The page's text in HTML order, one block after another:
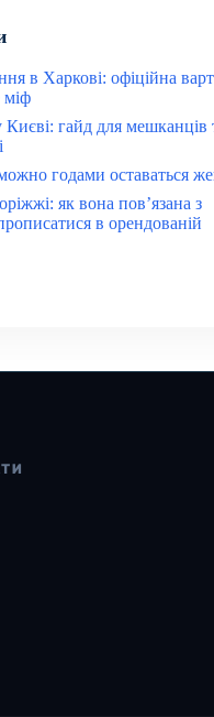
в Харкові: офіційна
міф
гайд для мешканців
годами оставаться
як вона пов’язана з
в орендованій